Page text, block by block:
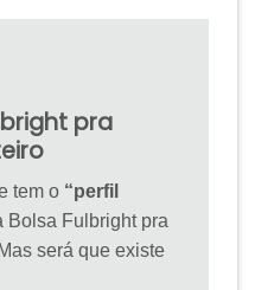
pra
tem o “perfil
Bolsa Fulbright pra
será que existe